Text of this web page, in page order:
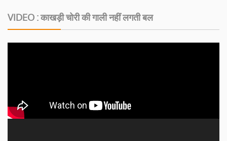
VIDEO : काखड़ी चोरी की गाली नहीं लगती बल